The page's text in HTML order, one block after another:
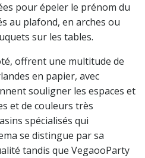
pour épeler le prénom du
au plafond, en arches ou
sur les tables.
offrent une multitude de
en papier, avec
souligner les espaces et
et de couleurs très
spécialisés qui
se distingue par sa
tandis que VegaooParty